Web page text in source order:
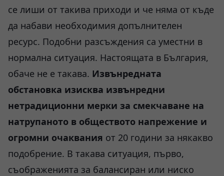
се лиши от такива приходи и че няма от къде
да набави необходимия допълнителен
ресурс. Подобни разсъждения са уместни в
нормална ситуация. Настоящата в България,
обаче не е такава. Извънредната
обстановка изисква извънредни
нетрадиционни мерки за смекчаване на
натрупаното в обществото напрежение и
огромни очаквания от 20 години за някакво
подобрение. В такава ситуация, първо,
съображенията за балансиран или ниско